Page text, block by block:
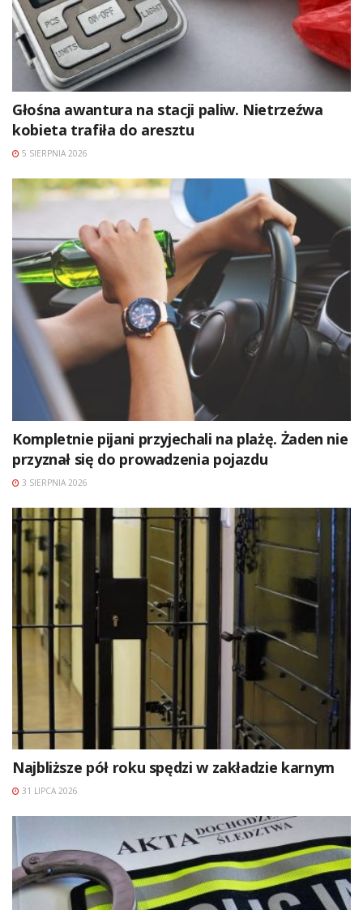
Głośna awantura na stacji paliw. Nietrzeźwa
kobieta trafiła do aresztu
5 SIERPNIA 2026
Kompletnie pijani przyjechali na plażę. Żaden nie
przyznał się do prowadzenia pojazdu
3 SIERPNIA 2026
Najbliższe pół roku spędzi w zakładzie karnym
31 LIPCA 2026